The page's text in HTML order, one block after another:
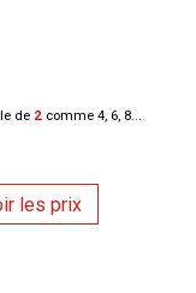
de 2comme 4, 6, 8...
les prix